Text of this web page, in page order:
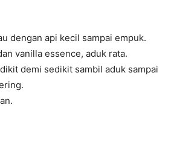
dengan api kecil sampai empuk.
vanilla essence, aduk rata.
demi sedikit sambil aduk sampai